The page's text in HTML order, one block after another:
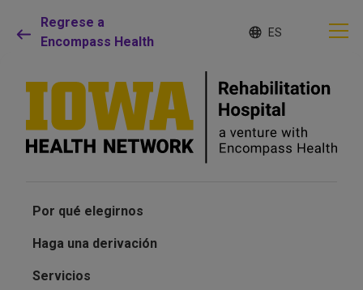
Regrese a
Encompass Health
Lista
de
contraída
d
m
s
e
l
Por qué debe elegirnos
Recursos de salud
Por qué elegirnos
Haga una derivación
Servicios